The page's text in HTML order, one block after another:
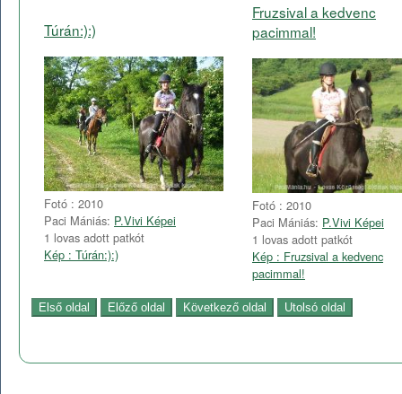
Túrán:):)
Fotó : 2010
Paci Mániás: P.Vivi Képei
1 lovas adott patkót
Kép : Túrán:):)
Fruzsival a kedvenc
pacimmal!
Fotó : 2010
Paci Mániás: P.Vivi Képei
1 lovas adott patkót
Kép : Fruzsival a kedvenc
pacimmal!